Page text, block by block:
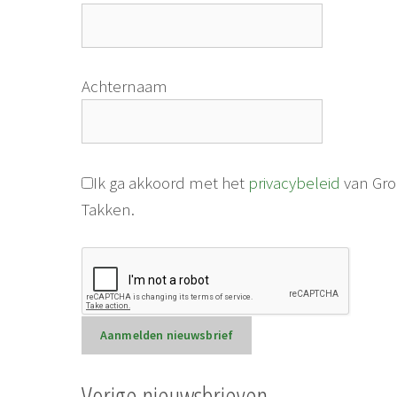
Achternaam
Ik ga akkoord met het privacybeleid van
Takken.